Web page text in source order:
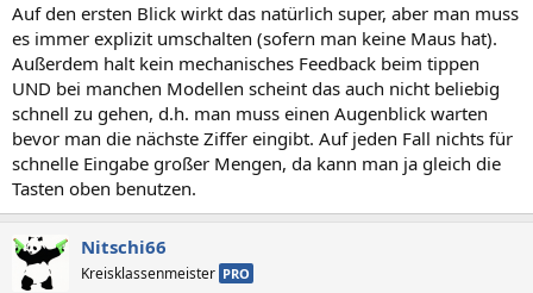
Auf den ersten Blick wirkt das natürlich super, aber man muss
es immer explizit umschalten (sofern man keine Maus hat).
Außerdem halt kein mechanisches Feedback beim tippen
UND bei manchen Modellen scheint das auch nicht beliebig
schnell zu gehen, d.h. man muss einen Augenblick warten
bevor man die nächste Ziffer eingibt. Auf jeden Fall nichts für
schnelle Eingabe großer Mengen, da kann man ja gleich die
Tasten oben benutzen.
Nitschi66
Kreisklassenmeister PRO